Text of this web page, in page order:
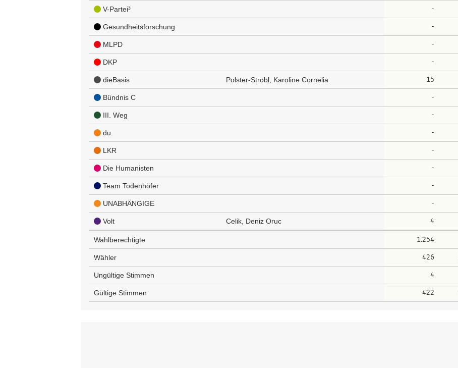
V-Partei³ -
Gesundheitsforschung -
MLPD -
DKP -
dieBasis Polster-Strobl, Karoline Cornelia 15
Bündnis C -
III. Weg -
du. -
LKR -
Die Humanisten -
Team Todenhöfer -
UNABHÄNGIGE -
Volt Celik, Deniz Oruc 4
Wahlberechtigte 1.254
Wähler 426
Ungültige Stimmen 4
Gültige Stimmen 422